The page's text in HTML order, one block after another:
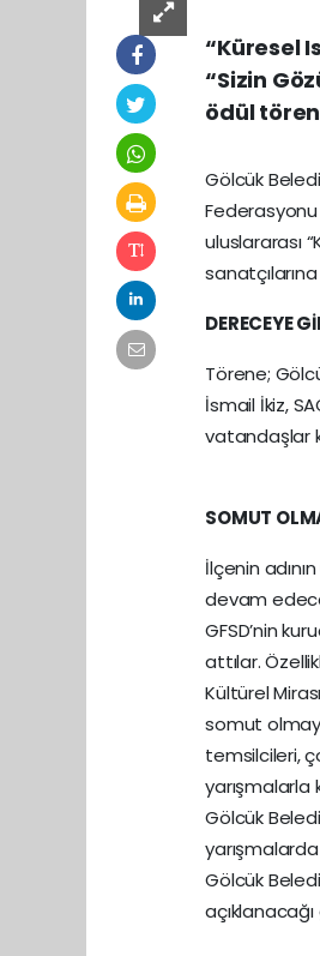
“Küresel
“Sizin
ödül
Gölcük
uluslararası
DERECEYE
Törene;
İsmail İkiz,
vatandaşlar
SOMUT
İlçenin
devam
GFSD’nin
attılar.
Kültürel
somut
temsilcileri,
yarışmalarla
Gölcük
Gölcük